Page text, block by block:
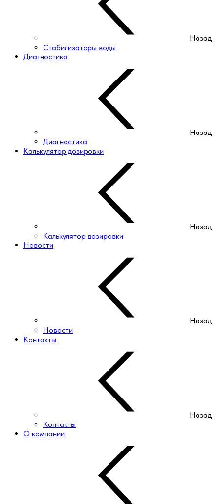
Назад
Стабилизаторы воды
Диагностика
Назад
Диагностика
Калькулятор дозировки
Назад
Калькулятор дозировки
Новости
Назад
Новости
Контакты
Назад
Контакты
О компании